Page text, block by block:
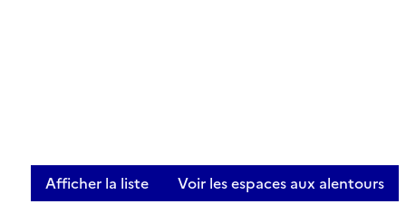
Afficher la liste Voir les espaces aux alentours